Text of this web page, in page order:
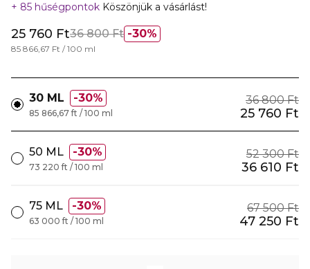
85 hűségpontok Köszönjük a vásárlást!
30%
25 760 Ft36 800 Ft
85 866,67 Ft / 100 ml
30 ML 30% 36 800 Ft
25 760 Ft
85 866,67 ft / 100 ml
50 ML 30% 52 300 Ft
36 610 Ft
73 220 ft / 100 ml
75 ML 30% 67 500 Ft
47 250 Ft
63 000 ft / 100 ml